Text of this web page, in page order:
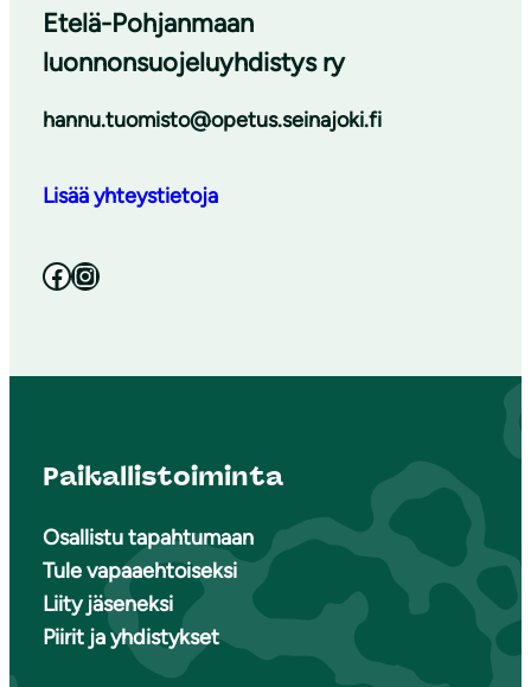
Etelä-Pohjanmaan
luonnonsuojeluyhdistys ry
hannu.tuomisto@opetus.seinajoki.fi
Lisää yhteystietoja
Facebook Instagram
Paikallistoiminta
Osallistu tapahtumaan
Tule vapaaehtoiseksi
Liity jäseneksi
Piirit ja yhdistykset